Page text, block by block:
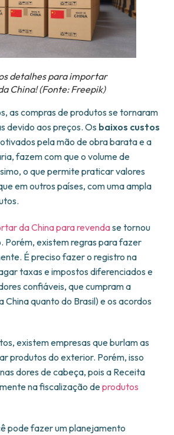
detalhes para importar
China!(Fonte: Freepik)
as compras de produtos se tornaram
devido aos preços. Os baixos custos
pela mão de obra barata e a
fazem com que o volume de
o que permite praticar valores
em outros países, com uma ampla
da China para revendase tornou
Porém, existem regras para fazer
É preciso fazer o registro na
taxas e impostos diferenciados e
confiáveis, que cumpram a
China quanto do Brasil) e os acordos
existem empresas que burlam as
produtos do exterior. Porém, isso
dores de cabeça, pois a Receita
na fiscalização deprodutos
pode fazer um planejamento